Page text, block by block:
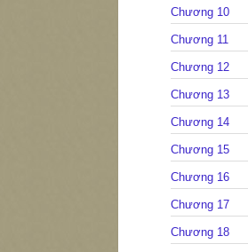
Chương 10
Chương 11
Chương 12
Chương 13
Chương 14
Chương 15
Chương 16
Chương 17
Chương 18